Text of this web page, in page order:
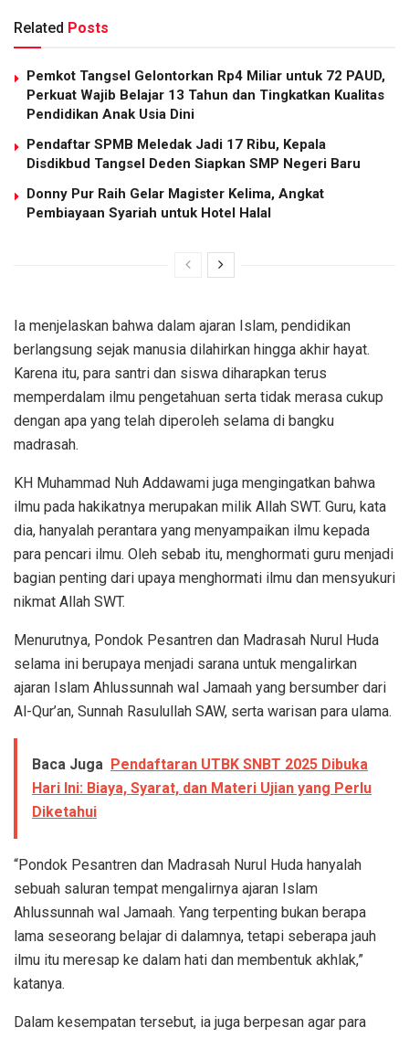
Related Posts
Pemkot Tangsel Gelontorkan Rp4 Miliar untuk 72 PAUD,
Perkuat Wajib Belajar 13 Tahun dan Tingkatkan Kualitas
Pendidikan Anak Usia Dini
Pendaftar SPMB Meledak Jadi 17 Ribu, Kepala
Disdikbud Tangsel Deden Siapkan SMP Negeri Baru
Donny Pur Raih Gelar Magister Kelima, Angkat
Pembiayaan Syariah untuk Hotel Halal
Ia menjelaskan bahwa dalam ajaran Islam, pendidikan
berlangsung sejak manusia dilahirkan hingga akhir hayat.
Karena itu, para santri dan siswa diharapkan terus
memperdalam ilmu pengetahuan serta tidak merasa cukup
dengan apa yang telah diperoleh selama di bangku
madrasah.
KH Muhammad Nuh Addawami juga mengingatkan bahwa
ilmu pada hakikatnya merupakan milik Allah SWT. Guru, kata
dia, hanyalah perantara yang menyampaikan ilmu kepada
para pencari ilmu. Oleh sebab itu, menghormati guru menjadi
bagian penting dari upaya menghormati ilmu dan mensyukuri
nikmat Allah SWT.
Menurutnya, Pondok Pesantren dan Madrasah Nurul Huda
selama ini berupaya menjadi sarana untuk mengalirkan
ajaran Islam Ahlussunnah wal Jamaah yang bersumber dari
Al-Qur’an, Sunnah Rasulullah SAW, serta warisan para ulama.
Baca Juga Pendaftaran UTBK SNBT 2025 Dibuka
Hari Ini: Biaya, Syarat, dan Materi Ujian yang Perlu
Diketahui
“Pondok Pesantren dan Madrasah Nurul Huda hanyalah
sebuah saluran tempat mengalirnya ajaran Islam
Ahlussunnah wal Jamaah. Yang terpenting bukan berapa
lama seseorang belajar di dalamnya, tetapi seberapa jauh
ilmu itu meresap ke dalam hati dan membentuk akhlak,”
katanya.
Dalam kesempatan tersebut, ia juga berpesan agar para